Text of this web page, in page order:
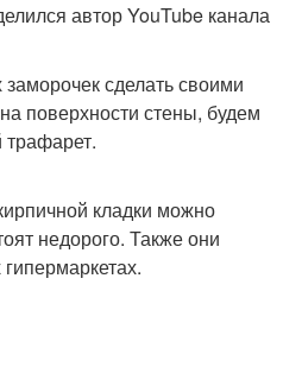
автор YouTube канала
сделать своими
поверхности стены, будем
трафарет.
кладки можно
недорого. Также они